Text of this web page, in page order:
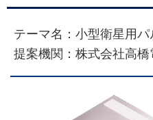
しました
2023/10/10
革新的衛
テーマ名：小型衛星用
提案機関：株式会社高